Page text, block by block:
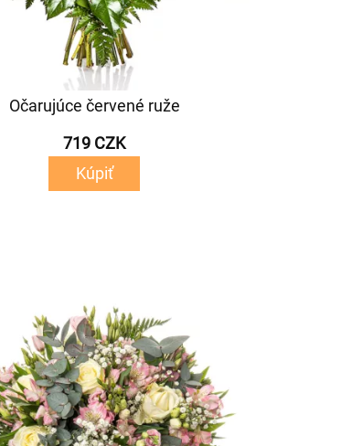
Očarujúce červené ruže
719 CZK
Kúpiť